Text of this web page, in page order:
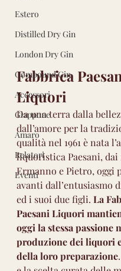
Estero
Distilled Dry Gin
London Dry Gin
Compound Gin
Accessori
Giappone
Amaro
Relatori
Eventi
Fabbrica
Liquori
Da una terra dalla
dall’amore per la
qualità nel 1961 è nata
liquoristica Paesani,
Ermanno e Pietro, oggi
avanti dall’entusiasmo
ed i suoi due figli. La
Paesani Liquori
oggi la stessa passione
produzione dei liquori
della loro preparazione.